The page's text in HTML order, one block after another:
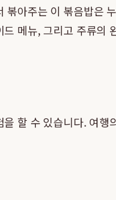
아주는 이 볶음밥은
메뉴, 그리고 주류의
할 수 있습니다. 여